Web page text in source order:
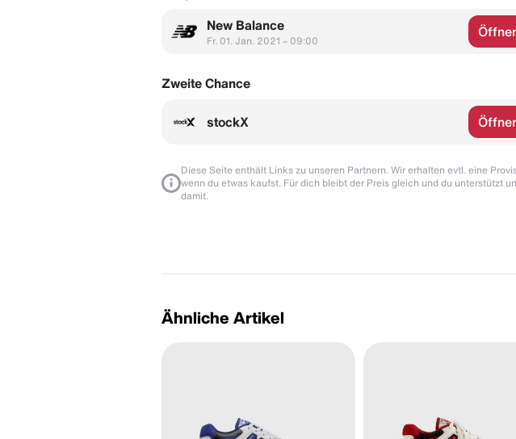
New Balance
Fr. 01. Jan. 2021 – 09:00
Zweite Chance
stockX
Diese Seite enthält Links zu unseren Partnern. Wir erhalten evtl. eine
wenn du etwas kaufst. Für dich bleibt der Preis gleich und du unterstützt
damit.
Ähnliche Artikel